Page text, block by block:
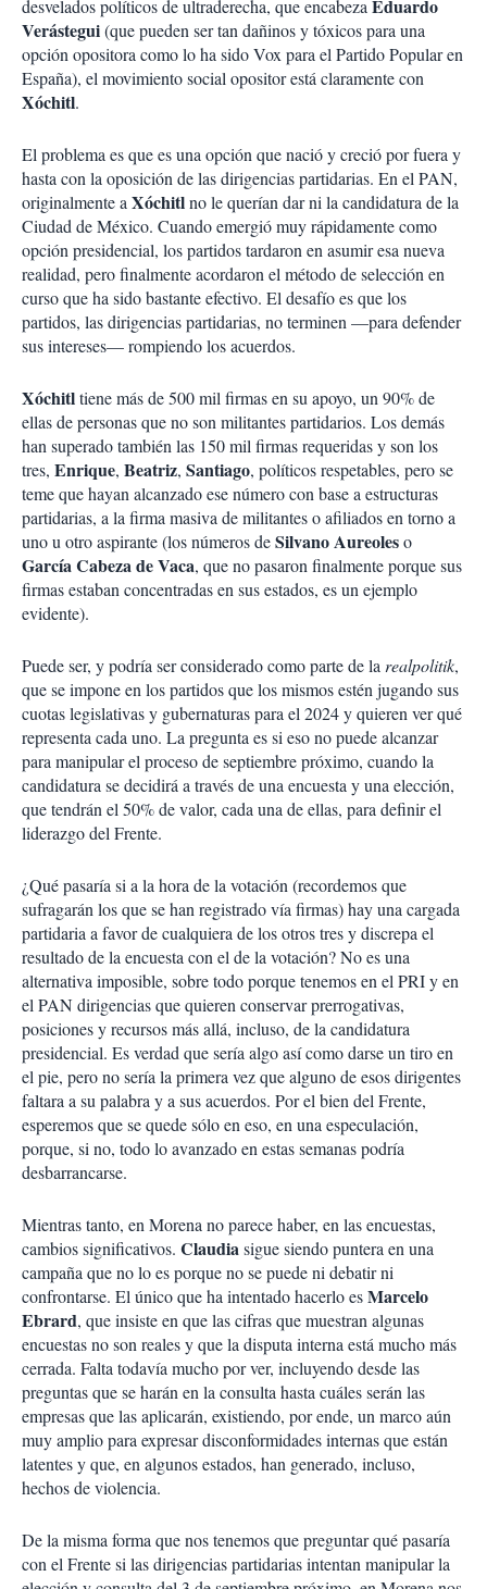
desvelados políticos de ultraderecha, que encabeza Eduardo
Verástegui(que pueden ser tan dañinos y tóxicos para una
opción opositora como lo ha sido Vox para el Partido Popular en
España), el movimiento social opositor está claramente con
Xóchitl.
El problema es que es una opción que nació y creció por fuera y
hasta con la oposición de las dirigencias partidarias. En el PAN,
originalmente a Xóchitlno le querían dar ni la candidatura de la
Ciudad de México. Cuando emergió muy rápidamente como
opción presidencial, los partidos tardaron en asumir esa nueva
realidad, pero finalmente acordaron el método de selección en
curso que ha sido bastante efectivo. El desafío es que los
partidos, las dirigencias partidarias, no terminen —para defender
sus intereses— rompiendo los acuerdos.
Xóchitltiene más de 500 mil firmas en su apoyo, un 90% de
ellas de personas que no son militantes partidarios. Los demás
han superado también las 150 mil firmas requeridas y son los
tres, Enrique, Beatriz, Santiago, políticos respetables, pero se
teme que hayan alcanzado ese número con base a estructuras
partidarias, a la firma masiva de militantes o afiliados en torno a
uno u otro aspirante (los números deSilvano Aureoleso
García Cabeza de Vaca, que no pasaron finalmente porque sus
firmas estaban concentradas en sus estados, es un ejemplo
evidente).
Puede ser, y podría ser considerado como parte de la realpolitik,
que se impone en los partidos que los mismos estén jugando sus
cuotas legislativas y gubernaturas para el 2024 y quieren ver qué
representa cada uno. La pregunta es si eso no puede alcanzar
para manipular el proceso de septiembre próximo, cuando la
candidatura se decidirá a través de una encuesta y una elección,
que tendrán el 50% de valor, cada una de ellas, para definir el
liderazgo del Frente.
¿Qué pasaría si a la hora de la votación (recordemos que
sufragarán los que se han registrado vía firmas) hay una cargada
partidaria a favor de cualquiera de los otros tres y discrepa el
resultado de la encuesta con el de la votación? No es una
alternativa imposible, sobre todo porque tenemos en el PRI y en
el PAN dirigencias que quieren conservar prerrogativas,
posiciones y recursos más allá, incluso, de la candidatura
presidencial. Es verdad que sería algo así como darse un tiro en
el pie, pero no sería la primera vez que alguno de esos dirigentes
faltara a su palabra y a sus acuerdos. Por el bien del Frente,
esperemos que se quede sólo en eso, en una especulación,
porque, si no, todo lo avanzado en estas semanas podría
desbarrancarse.
Mientras tanto, en Morena no parece haber, en las encuestas,
cambios significativos. Claudiasigue siendo puntera en una
campaña que no lo es porque no se puede ni debatir ni
confrontarse. El único que ha intentado hacerlo esMarcelo
Ebrard, que insiste en que las cifras que muestran algunas
encuestas no son reales y que la disputa interna está mucho más
cerrada. Falta todavía mucho por ver, incluyendo desde las
preguntas que se harán en la consulta hasta cuáles serán las
empresas que las aplicarán, existiendo, por ende, un marco aún
muy amplio para expresar disconformidades internas que están
latentes y que, en algunos estados, han generado, incluso,
hechos de violencia.
De la misma forma que nos tenemos que preguntar qué pasaría
con el Frente si las dirigencias partidarias intentan manipular la